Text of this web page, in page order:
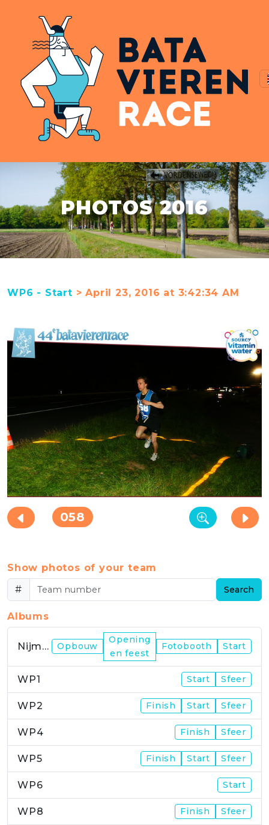
PHOTOS 2016
WP6 - Start > April 23, 2016 at 3:42:34 AM
058
Show photos of your team
#
Search
Albums
Nijmegen Opbouw
Opening
en feest
Fotobooth Start
WP1 Start Sfeer
WP2 Finish Start Sfeer
WP4 Finish Sfeer
WP5 Finish Start Sfeer
WP6 Start
WP8 Finish Sfeer